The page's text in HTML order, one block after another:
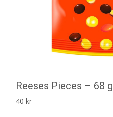
Reeses Pieces – 68 g
40 kr